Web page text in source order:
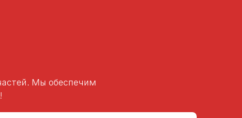
Мы обеспечим